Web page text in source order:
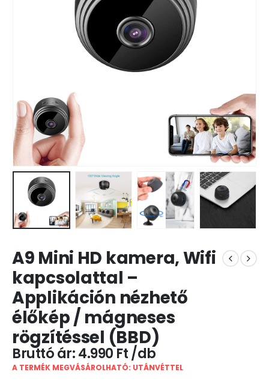
A9 Mini HD kamera, Wifi
kapcsolattal –
Applikáción nézhető
élőkép / mágneses
rögzítéssel (BBD)
4.990 Ft
A TERMÉK MEGVÁSÁROLHATÓ: UTÁNVÉTTEL